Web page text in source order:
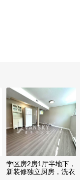
学区房2房1厅半地下，
新装修独立厨房，洗衣